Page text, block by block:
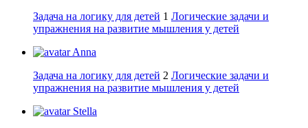
Задача на логику для детей 1 Логические задачи и
упражнения на развитие мышления у детей
Anna
Задача на логику для детей 2 Логические задачи и
упражнения на развитие мышления у детей
Stella